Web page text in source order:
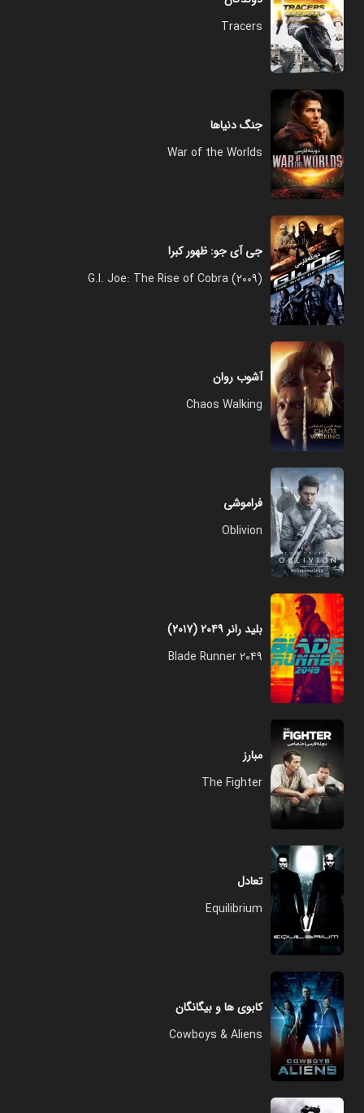
Tracers
جنگ دنیاها
War of the Worlds
جی آی جو: ظهور کبرا
G.I. Joe: The Rise of Cobra (2009)
آشوب روان
Chaos Walking
فراموشی
Oblivion
بلید رانر ۲۰۴۹ (۲۰۱۷)
Blade Runner 2049
مبارز
The Fighter
تعادل
Equilibrium
کابوی ها و بیگانگان
Cowboys & Aliens